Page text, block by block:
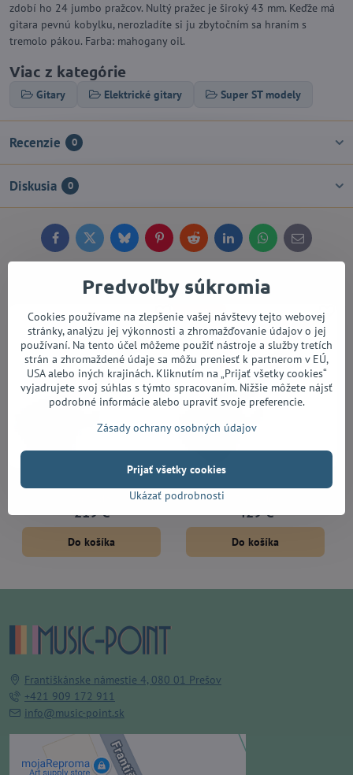
zdobí ho 24 jumbo pražcov. Nultý pražec je široký 43 mm. Keďže má
gitara pevnú kobylku, nerozladíte si ju zbytočním sa hraním s
tremolo pákou. Farba: mahogany oil.
Viac z kategórie
Gitary Elektrické gitary Super ST modely
Recenzie 0
Diskusia 0
FacebookTwitterBlueskyPinterestReddit LinkedInWhatsApp
E-
mail
Alternatívne produkty
Ibanez GRX40-MGN
219 €
Do košíka
Bestseller
429 €
Do košíka
Františkánske námestie 4, 080 01 Prešov
+421 909 172 911
info@music-point.sk
Predvoľby súkromia
Cookies používame na zlepšenie vašej návštevy tejto webovej
stránky, analýzu jej výkonnosti a zhromažďovanie údajov o jej
používaní. Na tento účel môžeme použiť nástroje a služby tretích
strán a zhromaždené údaje sa môžu preniesť k partnerom v EÚ,
USA alebo iných krajinách. Kliknutím na „Prijať všetky cookies“
vyjadrujete svoj súhlas s týmto spracovaním. Nižšie môžete nájsť
podrobné informácie alebo upraviť svoje preferencie.
Zásady ochrany osobných údajov
Ukázať podrobnosti
Prijať všetky cookies